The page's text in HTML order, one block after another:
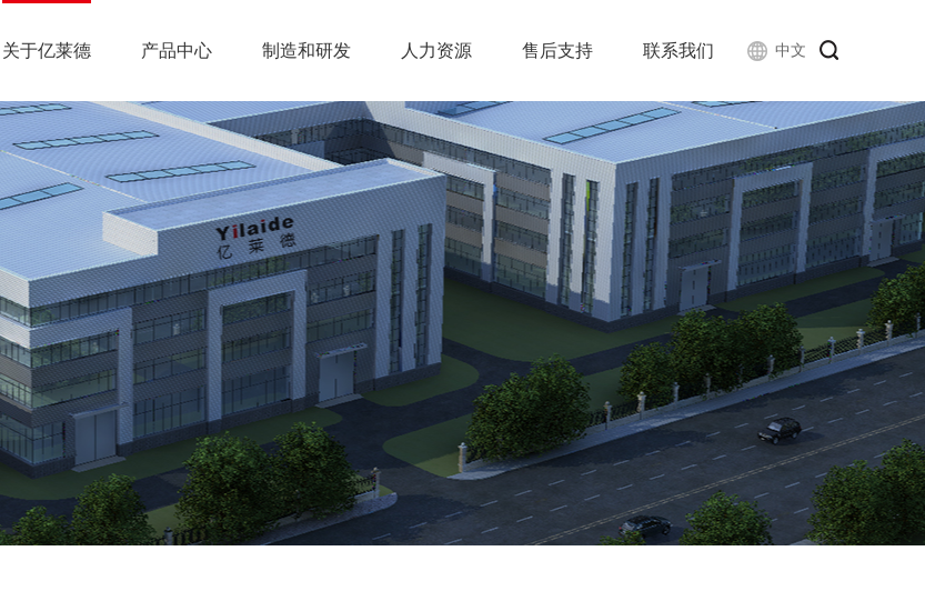
中文
关于亿莱德 产品中心 制造和研发 人力资源 售后支持 联系我们